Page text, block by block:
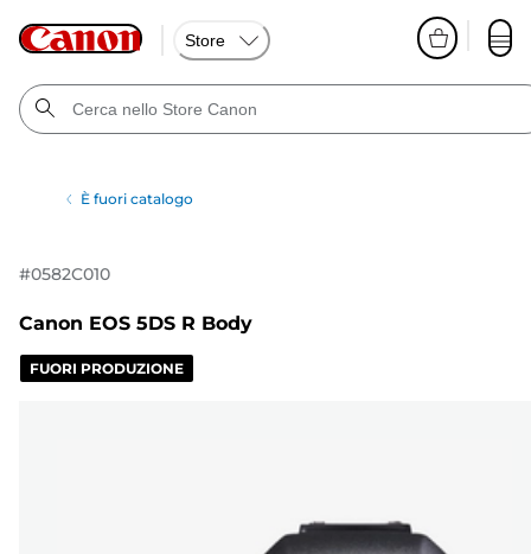
Store
È fuori catalogo
#0582C010
Canon EOS 5DS R Body
FUORI PRODUZIONE